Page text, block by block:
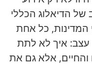
הדיאלוג הכללי
המדינות, כל אחת
עצב: איך לא לתת
אלא גם את